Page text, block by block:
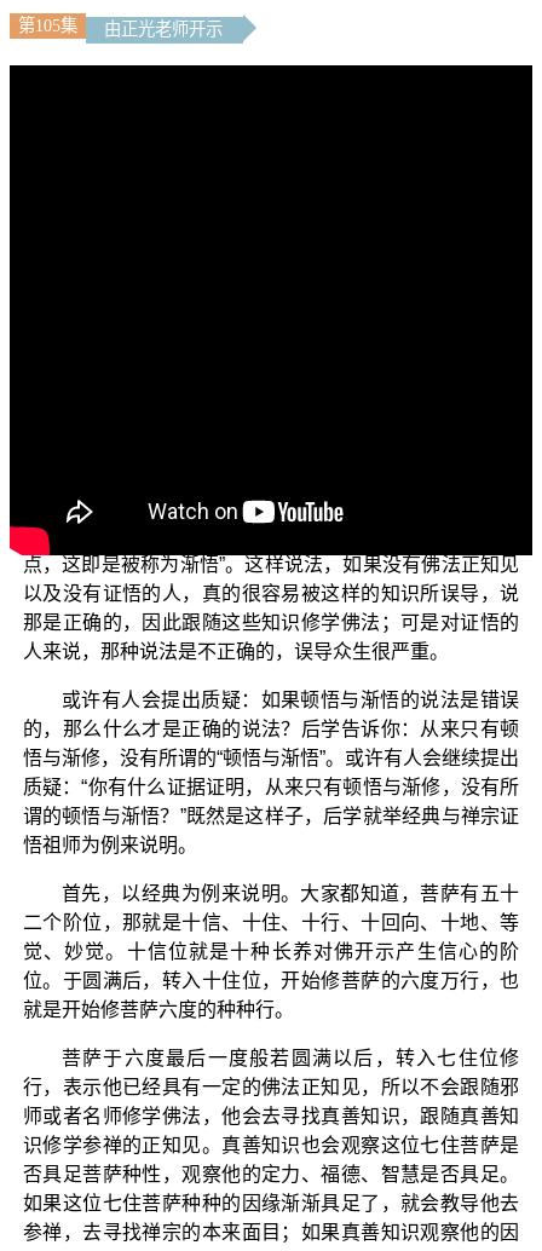
第105集 由正光老师开示
悟”，或者主张“很简单，你必须从最基本的开始，并且通过
训练与修行的过程，经过一段长时间，可能会达到最高
点，这即是被称为渐悟”。这样说法，如果没有佛法正知见
以及没有证悟的人，真的很容易被这样的知识所误导，说
那是正确的，因此跟随这些知识修学佛法；可是对证悟的
人来说，那种说法是不正确的，误导众生很严重。
或许有人会提出质疑：如果顿悟与渐悟的说法是错误
的，那么什么才是正确的说法？后学告诉你：从来只有顿
悟与渐修，没有所谓的“顿悟与渐悟”。或许有人会继续提出
质疑：“你有什么证据证明，从来只有顿悟与渐修，没有所
谓的顿悟与渐悟？”既然是这样子，后学就举经典与禅宗证
悟祖师为例来说明。
首先，以经典为例来说明。大家都知道，菩萨有五十
二个阶位，那就是十信、十住、十行、十回向、十地、等
觉、妙觉。十信位就是十种长养对佛开示产生信心的阶
位。于圆满后，转入十住位，开始修菩萨的六度万行，也
就是开始修菩萨六度的种种行。
菩萨于六度最后一度般若圆满以后，转入七住位修
行，表示他已经具有一定的佛法正知见，所以不会跟随邪
师或者名师修学佛法，他会去寻找真善知识，跟随真善知
识修学参禅的正知见。真善知识也会观察这位七住菩萨是
否具足菩萨种性，观察他的定力、福德、智慧是否具足。
如果这位七住菩萨种种的因缘渐渐具足了，就会教导他去
参禅，去寻找禅宗的本来面目；如果真善知识观察他的因